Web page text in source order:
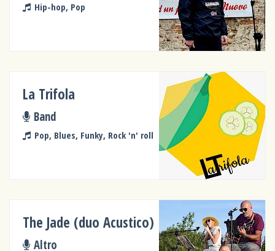
Hip-hop, Pop
La Trifola
Band
Pop, Blues, Funky, Rock 'n' roll
The Jade (duo Acustico)
Altro